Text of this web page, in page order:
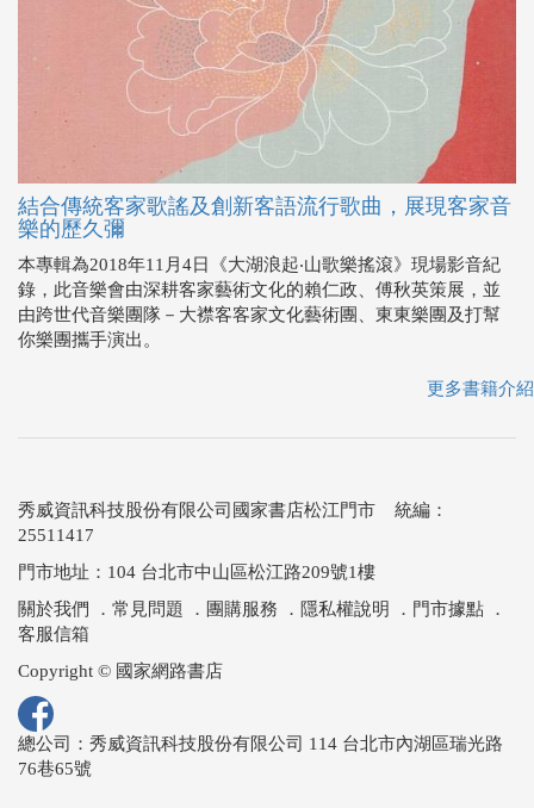
結合傳統客家歌謠及創新客語流行歌曲，展現客家音
樂的歷久彌
本專輯為2018年11月4日《大湖浪起‧山歌樂搖滾》現場影音紀
錄，此音樂會由深耕客家藝術文化的賴仁政、傅秋英策展，並
由跨世代音樂團隊－大襟客客家文化藝術團、東東樂團及打幫
你樂團攜手演出。
更多書籍介紹
秀威資訊科技股份有限公司國家書店松江門市 統編：
25511417
門市地址：104 台北市中山區松江路209號1樓
關於我們
． 常見問題 ． 團購服務 ． 隱私權說明 ． 門市據點 ．
客服信箱
Copyright © 國家網路書店
總公司：秀威資訊科技股份有限公司 114 台北市內湖區瑞光路
76巷65號